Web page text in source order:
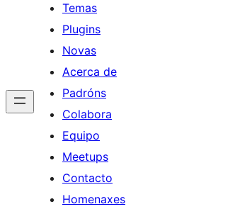
Temas
Plugins
Novas
Acerca de
Padróns
Colabora
Equipo
Meetups
Contacto
Homenaxes